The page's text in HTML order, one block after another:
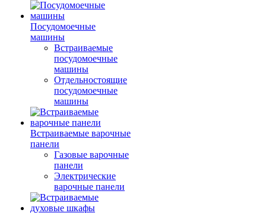
Посудомоечные
машины
Встраиваемые
посудомоечные
машины
Отдельностоящие
посудомоечные
машины
Встраиваемые варочные
панели
Газовые варочные
панели
Электрические
варочные панели